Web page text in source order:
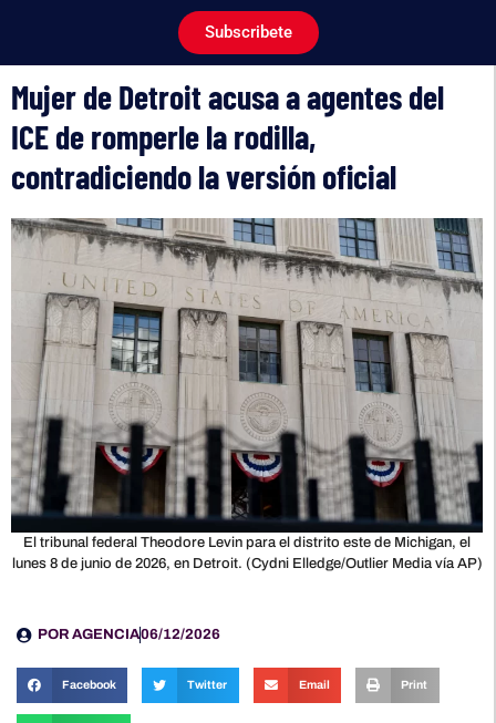
Subscribete
Mujer de Detroit acusa a agentes del
ICE de romperle la rodilla,
contradiciendo la versión oficial
El tribunal federal Theodore Levin para el distrito este de Michigan, el
lunes 8 de junio de 2026, en Detroit. (Cydni Elledge/Outlier Media vía AP)
POR AGENCIA06/12/2026
Facebook Twitter Email Print